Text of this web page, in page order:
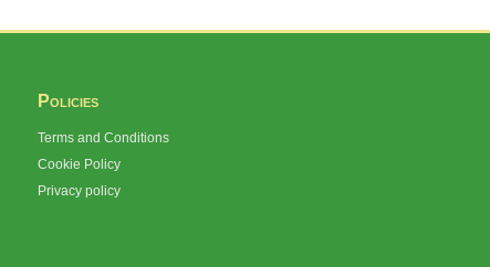
Policies
Terms and Conditions
Cookie Policy
Privacy policy